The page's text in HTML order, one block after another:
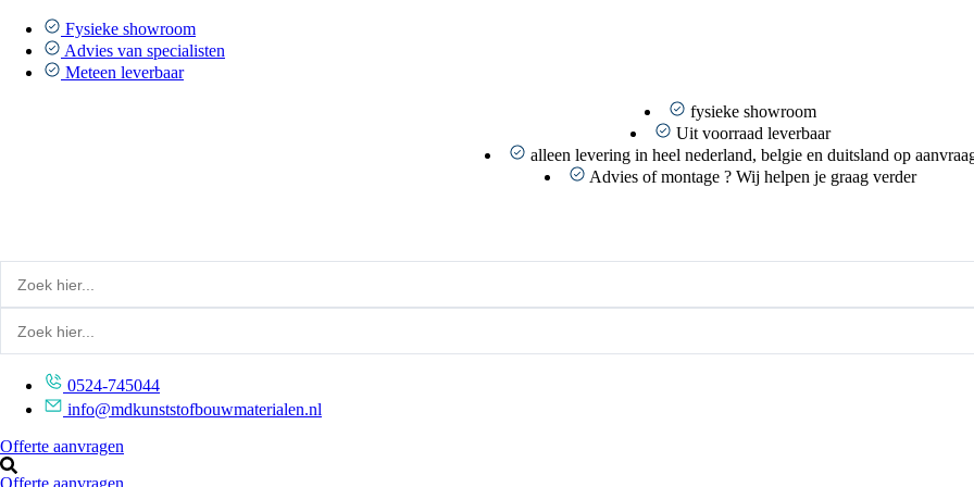
naar
inhoud
Fysieke showroom
Advies van specialisten
Meteen leverbaar
fysieke showroom
Uit voorraad leverbaar
alleen levering in heel nederland, belgie en duitsland op
Advies of montage ? Wij helpen je graag verder
0524-745044
info@mdkunststofbouwmaterialen.nl
Offerte aanvragen